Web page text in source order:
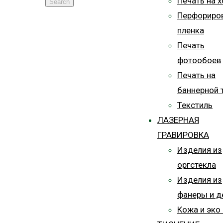
Search
пленка
Печать
фотообоев
Печать на
баннерной
Текстиль
ЛАЗЕРНАЯ
ГРАВИРОВКА
Изделия из
оргстекла
Изделия из
фанеры и
Кожа и